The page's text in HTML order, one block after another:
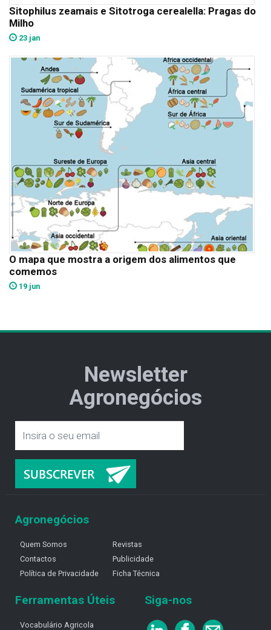
Sitophilus zeamais e Sitotroga cerealella: Pragas do
Milho
23 jan
O mapa que mostra a origem dos alimentos que
comemos
19 jun
Newsletter
Agronegócios
Agronegócios
Quem Somos
Contactos
Política de Privacidade
Revistas
Publicidade
Ficha Técnica
Ferramentas Úteis
Vocabulário Agricola
Siga-nos